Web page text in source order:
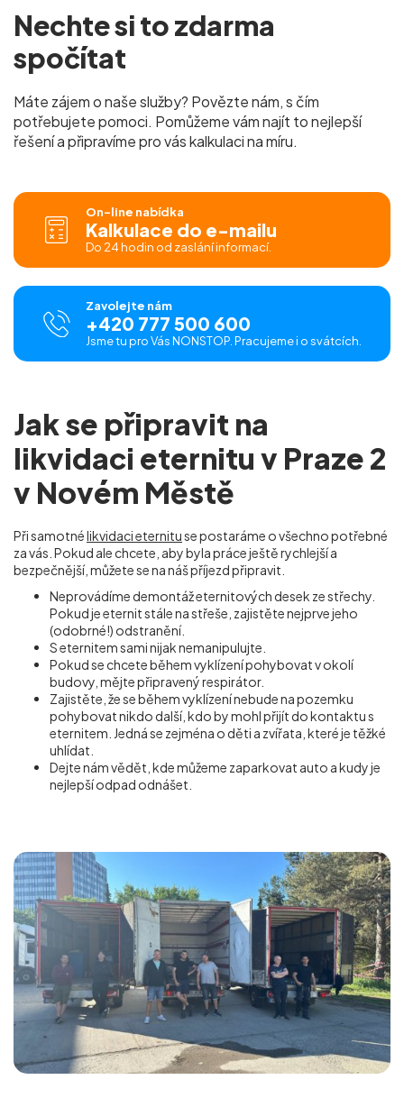
Nechte si tozdarma
spočítat
Máte zájem o naše služby? Povězte nám, s čím
potřebujete pomoci. Pomůžeme vám najít to nejlepší
řešení a připravíme pro váskalkulaci na míru.
On-line nabídka
Kalkulace do e-mailu
Do 24 hodin od zaslání informací.
Zavolejte nám
+420 777 500 600
Jsme tu pro Vás NONSTOP. Pracujeme i o svátcích.
Jak se připravit na
likvidaci eternitu v Praze 2
v Novém Městě
Při samotnélikvidaci eternituse postaráme o všechno potřebné
za vás. Pokud ale chcete, aby byla práce ještě rychlejší a
bezpečnější, můžete se na náš příjezd připravit.
Neprovádíme demontáž eternitových desek ze střechy.
Pokud je eternit stále na střeše, zajistěte nejprve jeho
(odobrné!) odstranění.
S eternitem sami nijak nemanipulujte.
Pokud se chcete během vyklízení pohybovat v okolí
budovy, mějte připravený respirátor.
Zajistěte, že se během vyklízení nebude na pozemku
pohybovat nikdo další, kdo by mohl přijít do kontaktu s
eternitem. Jedná se zejména o děti a zvířata, které je těžké
uhlídat.
Dejte nám vědět, kde můžeme zaparkovat auto a kudy je
nejlepší odpad odnášet.